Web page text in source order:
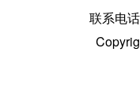
联系电话